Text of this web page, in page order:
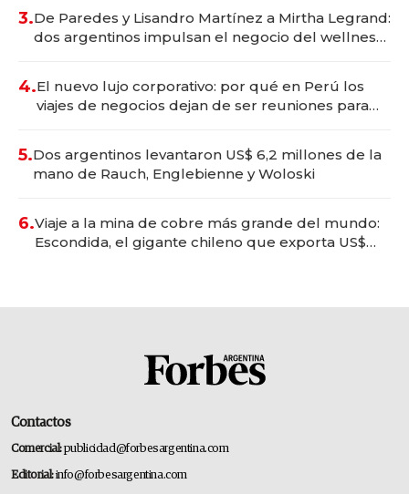
3.De Paredes y Lisandro Martínez a Mirtha Legrand:
dos argentinos impulsan el negocio del wellness
4.El nuevo lujo corporativo: por qué en Perú los
viajes de negocios dejan de ser reuniones para
5.Dos argentinos levantaron US$ 6,2 millones de la
mano de Rauch, Englebienne y Woloski
6.Viaje a la mina de cobre más grande del mundo:
Escondida, el gigante chileno que exporta US$
Contactos
Comercial:publicidad@forbesargentina.com
Editorial:info@forbesargentina.com